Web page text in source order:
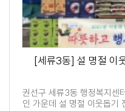
[세류3동] 설 명절 이
권선구 세류3동 행정복지센
인 가운데 설 명절 이웃돕기